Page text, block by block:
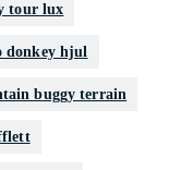
tour lux
donkey hjul
buggy terrain